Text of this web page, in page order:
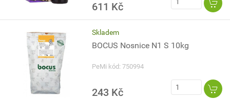
611 Kč
Skladem
BOCUS Nosnice N1 S 10kg
PeMi kód: 750994
243 Kč